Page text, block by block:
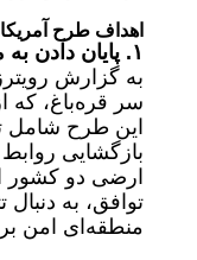
اهداف طرح آمریکا
۱. پایان دادن به منازعه قره‌باغ
به گزارش
این طرح شامل
بازگشایی روابط
ارضی دو کشور
توافق، به دنبال
منطقه‌ای امن